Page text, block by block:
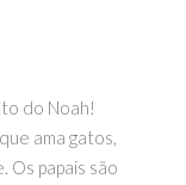
do Noah!
ama gatos,
Os papais são